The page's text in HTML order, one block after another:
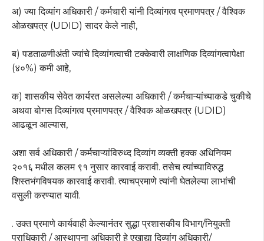
अ) ज्या दिव्यांग अधिकारी / कर्मचारी यांनी दिव्यांगत्व प्रमाणपत्र / वैश्विक
ओळखपत्र (UDID) सादर केले नाही,
ब) पडताळणीअंती ज्यांचे दिव्यांगत्वाची टक्केवारी लाक्षणिक दिव्यांगत्वापेक्षा
(४०%) कमी आहे,
क) शासकीय सेवेत कार्यरत असलेल्या अधिकारी / कर्मचाऱ्यांच्याकडे चुकीचे
अथवा बोगस दिव्यांगत्व प्रमाणपत्र / वैश्विक ओळखपत्र (UDID)
आढळून आल्यास,
अशा सर्व अधिकारी / कर्मचाऱ्यांविरुध्द दिव्यांग व्यक्ती हक्क अधिनियम
२०१६ मधील कलम ९१ नुसार कारवाई करावी. तसेच त्यांच्याविरुद्ध
शिस्तभंगविषयक कारवाई करावी. त्याचप्रमाणे त्यांनी घेतलेल्या लाभांची
वसुली करण्यात यावी.
. उक्त प्रमाणे कार्यवाही केल्यानंतर सुद्धा प्रशासकीय विभाग/नियुक्ती
प्राधिकारी / आस्थापना अधिकारी हे एखाद्या दिव्यांग अधिकारी/